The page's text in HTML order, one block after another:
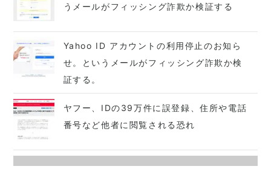
うメールがフィッシング詐欺か検証する
Yahoo ID アカウントの利用停止のお知ら
せ。というメールがフィッシング詐欺か検
証する。
ヤフー、IDの39万件に誤登録、住所や電話
番号など他者に閲覧される恐れ